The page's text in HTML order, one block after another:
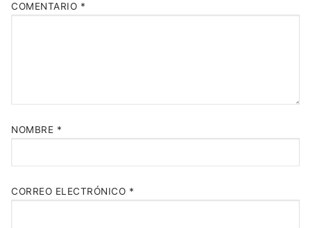
COMENTARIO *
NOMBRE *
CORREO ELECTRÓNICO *